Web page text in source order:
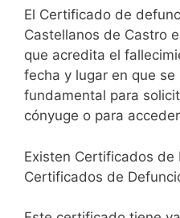
El Certificado de
Castellanos de Castro
que acredita el
fecha y lugar en que se
fundamental para
cónyuge o para
Existen Certificados de
Certificados de